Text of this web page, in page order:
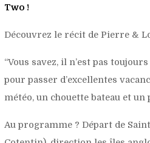
Two !
Découvrez le récit de Pierre &
“Vous savez, il n’est pas
pour passer d’excellentes
météo, un chouette bateau et un
Au programme ? Départ de